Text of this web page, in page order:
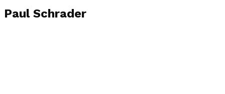
Paul Schrader